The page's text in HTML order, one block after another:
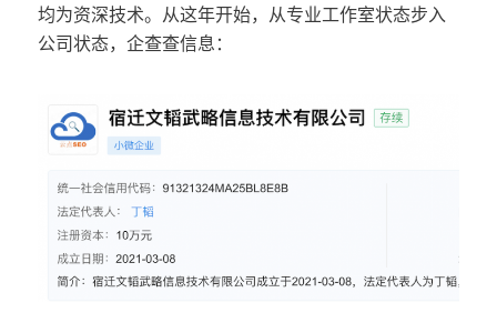
均为资深技术。从这年开始，从专业工作室状态步入
公司状态，企查查信息：